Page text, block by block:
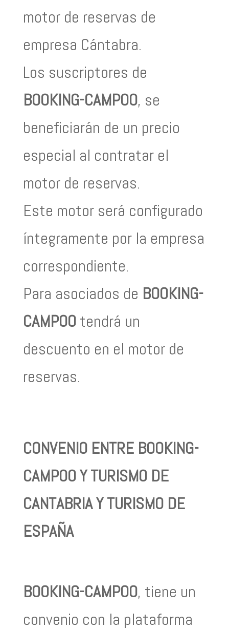
motor de reservas de
empresa Cántabra.
Los suscriptores de
BOOKING-CAMPOO, se
beneficiarán de un precio
especial al contratar el
motor de reservas.
Este motor será configurado
íntegramente por la empresa
correspondiente.
Para asociados de BOOKING-
CAMPOOtendrá un
descuento en el motor de
reservas.
CONVENIO ENTRE BOOKING-
CAMPOO Y TURISMO DE
CANTABRIA Y TURISMO DE
ESPAÑA
BOOKING-CAMPOO, tiene un
convenio con la plataforma